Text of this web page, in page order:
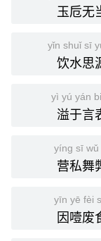
玉卮无
yǐn shuǐ sī
饮水思
yì yú yán
溢于言
yíng sī wǔ
营私舞
yīn yē fèi
因噎废